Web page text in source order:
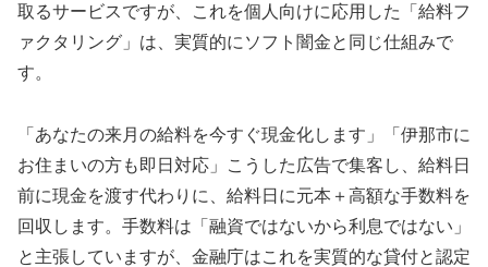
取るサービスですが、これを個人向けに応用した「給料フ
ァクタリング」は、実質的にソフト闇金と同じ仕組みで
す。
「あなたの来月の給料を今すぐ現金化します」「伊那市に
お住まいの方も即日対応」こうした広告で集客し、給料日
前に現金を渡す代わりに、給料日に元本＋高額な手数料を
回収します。手数料は「融資ではないから利息ではない」
と主張していますが、金融庁はこれを実質的な貸付と認定